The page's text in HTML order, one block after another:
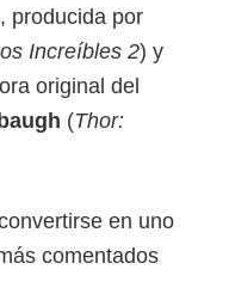
, producida por
Increíbles 2) y
original del
(Thor:
en uno
comentados